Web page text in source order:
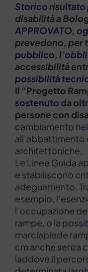
Storico risultato
disabilità a
APPROVATO,
prevedono, per
pubblico,
accessibilità
possibilità
Il “Progetto
sostenuto da
persone con
cambiamento
all’abbattimento
architettoniche.
Le Linee Guida
e stabiliscono
adeguamento.
esempio,
l’occupazione
rampe, o la
marciapiede
cm anche senza
laddove il